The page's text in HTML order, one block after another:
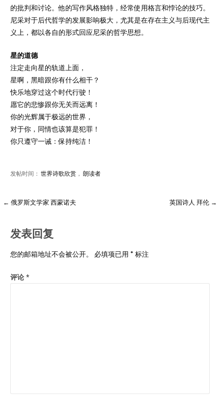
的批判和讨论。他的写作风格独特，经常使用格言和悖论的技巧。
尼采对于后代哲学的发展影响极大，尤其是在存在主义与后现代主
义上，都以各自的形式回应尼采的哲学思想。
星的道德
注定走向星的轨道上面，
星啊，黑暗跟你有什么相干？
快乐地穿过这个时代行驶！
愿它的悲惨跟你无关而远离！
你的光辉属于极远的世界，
对于你，同情也该算是犯罪！
你只遵守一诫：保持纯洁！
发帖时间： 世界诗歌欣赏， 朗读者
← 俄罗斯文学家 西蒙诺夫 英国诗人 拜伦 →
发表回复
您的邮箱地址不会被公开。 必填项已用 * 标注
评论 *